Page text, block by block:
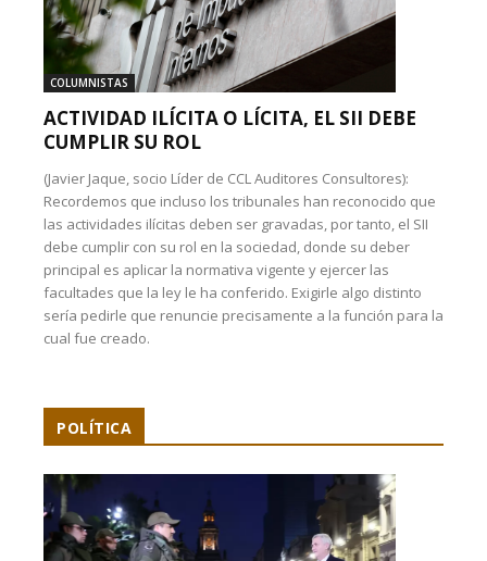
COLUMNISTAS
ACTIVIDAD ILÍCITA O LÍCITA, EL SII DEBE
CUMPLIR SU ROL
(Javier Jaque, socio Líder de CCL Auditores Consultores):
Recordemos que incluso los tribunales han reconocido que
las actividades ilícitas deben ser gravadas, por tanto, el SII
debe cumplir con su rol en la sociedad, donde su deber
principal es aplicar la normativa vigente y ejercer las
facultades que la ley le ha conferido. Exigirle algo distinto
sería pedirle que renuncie precisamente a la función para la
cual fue creado.
POLÍTICA